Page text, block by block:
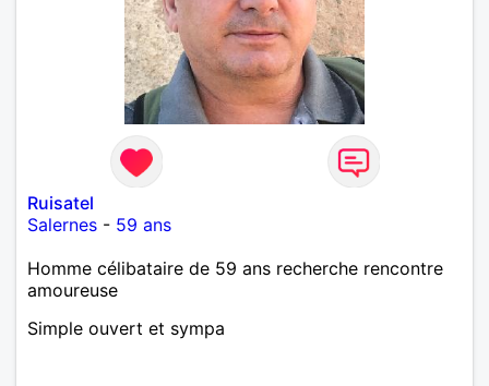
Ruisatel
Salernes - 59 ans
Homme célibataire de 59 ans recherche rencontre
amoureuse
Simple ouvert et sympa